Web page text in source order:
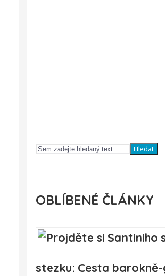
Hledat
OBLÍBENÉ ČLÁNKY
stezku: Cesta